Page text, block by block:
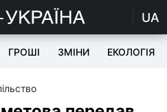
UA
ГРОШІ ЗМІНИ ЕКОЛОГІЯ